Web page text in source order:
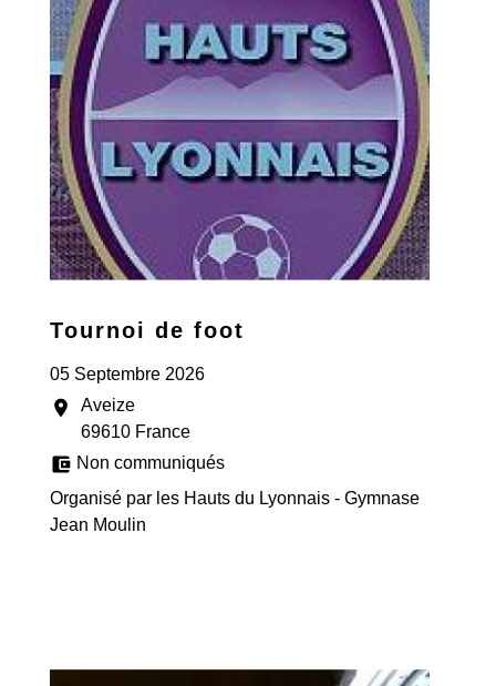
Tournoi de foot
05 Septembre 2026
location_on
Aveize
69610 France
account_balance_wallet Non communiqués
Organisé par les Hauts du Lyonnais - Gymnase
Jean Moulin